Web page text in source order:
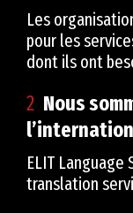
Les
pour les
dont ils ont
2 Nous
ELIT
translation